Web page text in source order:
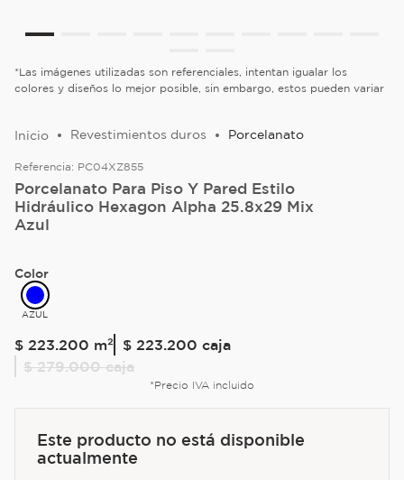
*Las imágenes utilizadas son referenciales, intentan igualar los
colores y diseños lo mejor posible, sin embargo, estos pueden variar
Revestimientos duros Porcelanato
Referencia: PC04XZ855
Porcelanato Para Piso Y Pared Estilo
Hidráulico Hexagon Alpha 25.8x29 Mix
Azul
Color
AZUL
$ 223.200 m² $ 223.200 caja
$ 279.000caja
*Precio IVA incluido
Este producto no está disponible
actualmente